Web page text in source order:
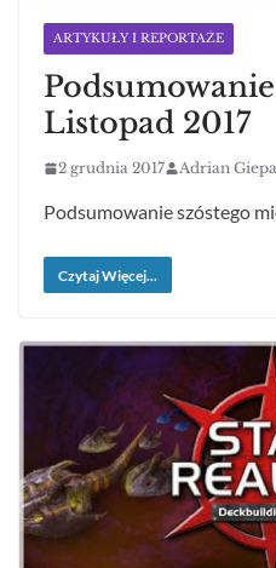
ARTYKUŁY I REPORTAŻE
Listopad 2017
2 grudnia 2017 Adrian
Podsumowanie szóstego
Czytaj Więcej...